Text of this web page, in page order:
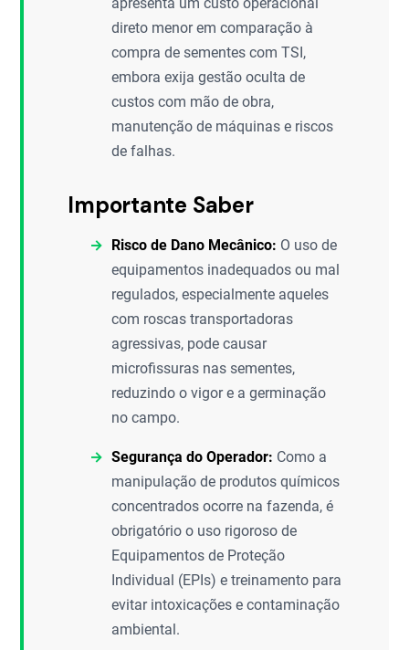
direto menor em comparação à
compra de sementes com TSI,
embora exija gestão oculta de
custos com mão de obra,
manutenção de máquinas e riscos
de falhas.
Importante Saber
Risco de Dano Mecânico: O uso de
equipamentos inadequados ou mal
regulados, especialmente aqueles
com roscas transportadoras
agressivas, pode causar
microfissuras nas sementes,
reduzindo o vigor e a germinação
no campo.
Segurança do Operador: Como a
manipulação de produtos químicos
concentrados ocorre na fazenda, é
obrigatório o uso rigoroso de
Equipamentos de Proteção
Individual (EPIs) e treinamento para
evitar intoxicações e contaminação
ambiental.